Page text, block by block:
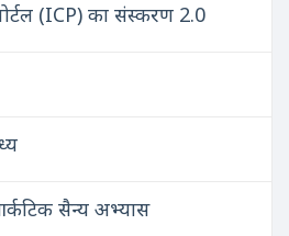
(ICP) का संस्करण 2.0
सैन्य अभ्यास